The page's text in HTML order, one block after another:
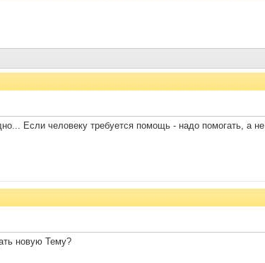
Если человеку требуется помощь - надо помогать, а
новую Тему?